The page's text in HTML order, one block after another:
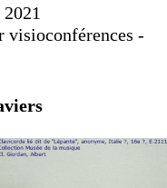
visioconférences -